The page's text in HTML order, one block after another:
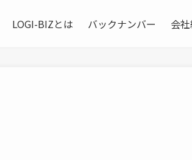
LOGI-BIZとは バックナンバー 会